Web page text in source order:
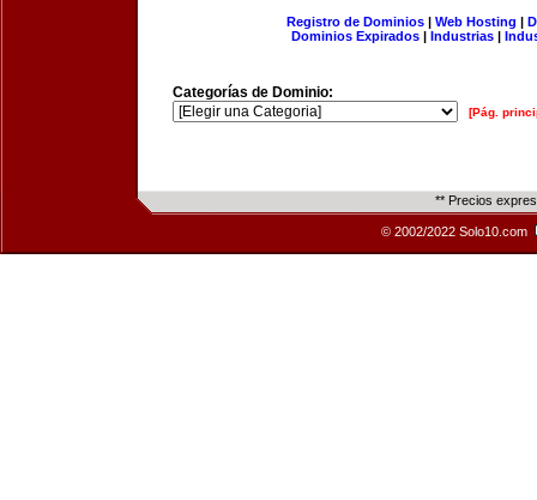
Registro de Dominios| Web Hosting |
Dominios Expirados | Industrias |
Categorías de Dominio:
[Pág.
** Precios
© 2002/2022 Solo10.com